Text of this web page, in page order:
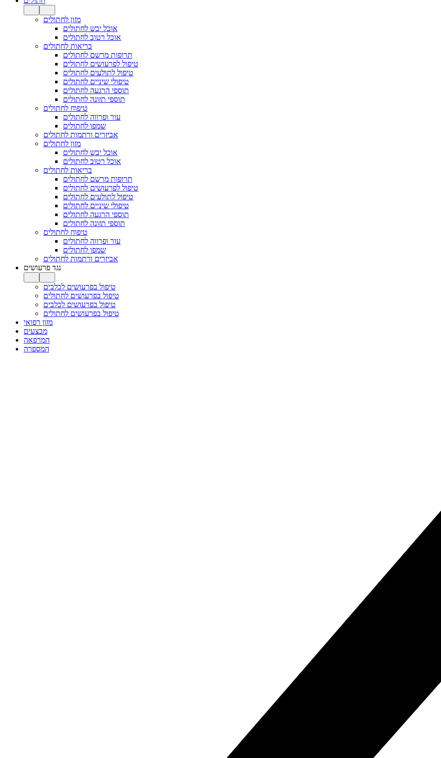
מזון לחתולים
אוכל יבש לחתולים
אוכל רטוב לחתולים
בריאות לחתולים
תרופות מרשם לחתולים
טיפול לפרעושים לחתולים
טיפול לתולעים לחתולים
טיפולי שיניים לחתולים
תוספי הרגעה לחתולים
תוספי תזונה לחתולים
טיפוח לחתולים
עור ופרווה לחתולים
שמפו לחתולים
אביזרים ורתמות לחתולים
מזון לחתולים
אוכל יבש לחתולים
אוכל רטוב לחתולים
בריאות לחתולים
תרופות מרשם לחתולים
טיפול לפרעושים לחתולים
טיפול לתולעים לחתולים
טיפולי שיניים לחתולים
תוספי הרגעה לחתולים
תוספי תזונה לחתולים
טיפוח לחתולים
עור ופרווה לחתולים
שמפו לחתולים
אביזרים ורתמות לחתולים
נגד פרעושים
טיפול בפרעושים לכלבים
טיפול בפרעושים לחתולים
טיפול בפרעושים לכלבים
טיפול בפרעושים לחתולים
מזון רפואי
מבצעים
המרפאה
המספרה